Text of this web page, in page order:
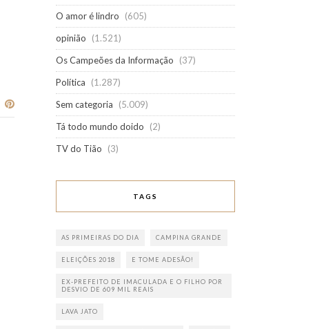
O amor é lindro
(605)
opinião
(1.521)
Os Campeões da Informação
(37)
Política
(1.287)
Sem categoria
(5.009)
Tá todo mundo doido
(2)
TV do Tião
(3)
TAGS
AS PRIMEIRAS DO DIA CAMPINA GRANDE
ELEIÇÕES 2018 E TOME ADESÃO!
EX-PREFEITO DE IMACULADA E O FILHO POR
DESVIO DE 609 MIL REAIS
LAVA JATO